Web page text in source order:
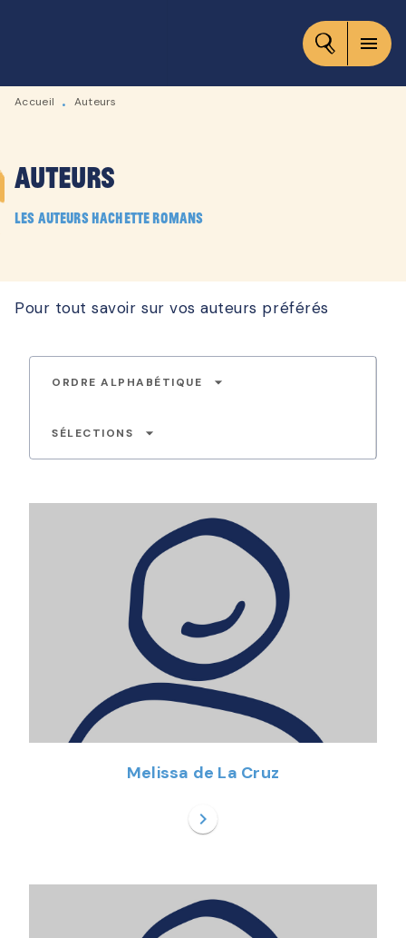
CONTENU
menu
Accueil • Auteurs
Auteurs
Les auteurs Hachette Romans
Pour tout savoir sur vos auteurs préférés
ORDRE ALPHABÉTIQUE arrow_drop_down
SÉLECTIONS arrow_drop_down
Melissa de La Cruz
chevron_right